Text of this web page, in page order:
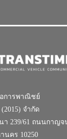
การพาณิชย์
จำกัด
239/61 ถนนกาญจ
นคร 10250